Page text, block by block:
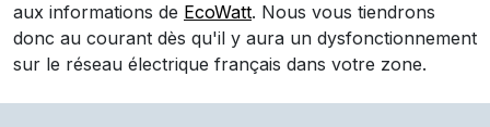
aux informations de EcoWatt. Nous vous tiendrons
donc au courant dès qu'il y aura un dysfonctionnement
sur le réseau électrique français dans votre zone.